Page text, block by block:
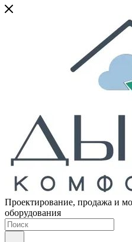
Проектирование, продажа и
оборудования